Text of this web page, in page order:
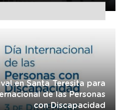
en Santa Teresita para
de las Personas
con Discapacidad